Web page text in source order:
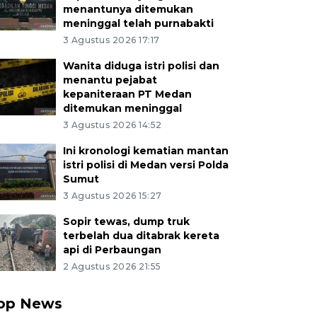
menantunya ditemukan
meninggal telah purnabakti
3 Agustus 2026 17:17
Wanita diduga istri polisi dan
menantu pejabat
kepaniteraan PT Medan
ditemukan meninggal
3 Agustus 2026 14:52
Ini kronologi kematian mantan
istri polisi di Medan versi Polda
Sumut
3 Agustus 2026 15:27
Sopir tewas, dump truk
terbelah dua ditabrak kereta
api di Perbaungan
2 Agustus 2026 21:55
News